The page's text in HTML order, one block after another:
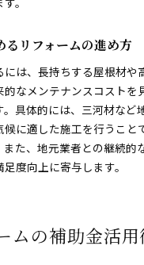
るリフォームの進め方
は、長持ちする屋根材や
的なメンテナンスコストを
。具体的には、三河材など
に適した施工を行うこと
た、地元業者との継続的
度向上に寄与します。
ムの補助金活